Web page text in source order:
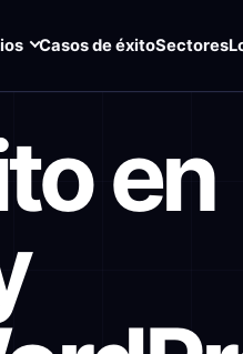
Casos de éxitoSectores
en